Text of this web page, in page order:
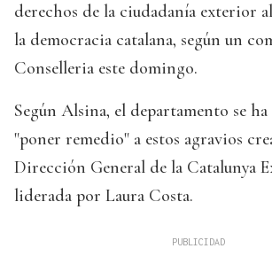
derechos de la ciudadanía exterior
la democracia catalana, según un
Conselleria este domingo.
Según Alsina, el departamento se
"poner remedio" a estos agravios
Dirección General de la Catalunya
liderada por Laura Costa.